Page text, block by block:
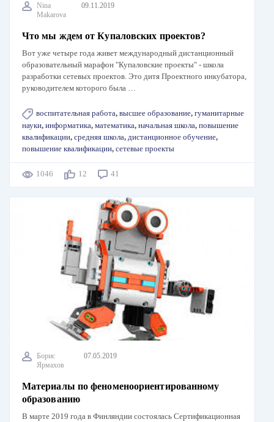
Nina
Makarova
09.11.2019
Что мы ждем от Купаловских проектов?
Вот уже четыре года живет международный дистанционный
образовательный марафон "Купаловские проекты" - школа
разработки сетевых проектов. Это дитя Проектного инкубатора,
руководителем которого была …
воспитательная работа, высшее образование, гуманитарные
науки, информатика, математика, начальная школа, повышение
квалификации, средняя школа, дистанционное обучение,
повышение квалификации, сетевые проекты
1046 12 41
Борис
Ярмахов
07.05.2019
Материалы по феноменоориентированному
образованию
В марте 2019 года в Финляндии состоялась Сертификационная